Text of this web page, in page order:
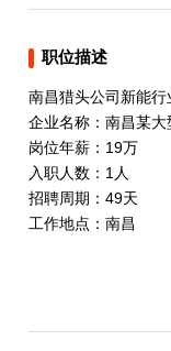
职位描述
南昌猎头公司新能
企业名称：南昌某
岗位年薪：19万
入职人数：1人
招聘周期：49天
工作地点：南昌